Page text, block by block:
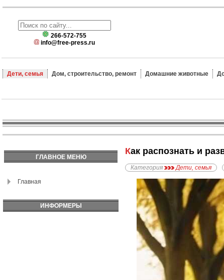
266-572-755
info@free-press.ru
Дети, семья Дом, строительство, ремонт Домашние животные
ГЛАВНОЕ МЕНЮ
Главная
ИНФОРМЕРЫ
Как распознать и
Категория Дети, семья